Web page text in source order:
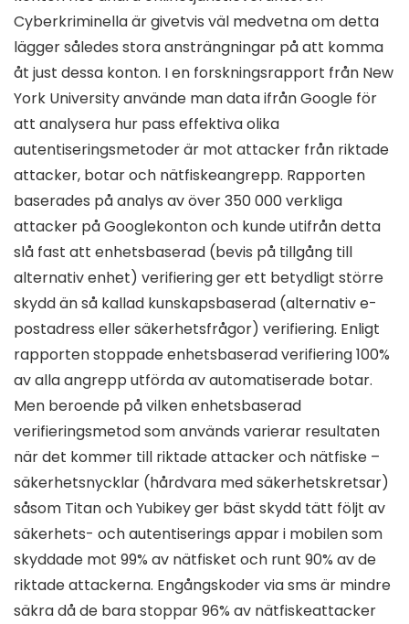
Cyberkriminella är givetvis väl medvetna om detta
lägger således stora ansträngningar på att komma
åt just dessa konton. I en forskningsrapport från New
York University använde man data ifrån Google för
att analysera hur pass effektiva olika
autentiseringsmetoder är mot attacker från riktade
attacker, botar och nätfiskeangrepp. Rapporten
baserades på analys av över 350 000 verkliga
attacker på Googlekonton och kunde utifrån detta
slå fast att enhetsbaserad (bevis på tillgång till
alternativ enhet) verifiering ger ett betydligt större
skydd än så kallad kunskapsbaserad (alternativ e-
postadress eller säkerhetsfrågor) verifiering. Enligt
rapporten stoppade enhetsbaserad verifiering 100%
av alla angrepp utförda av automatiserade botar.
Men beroende på vilken enhetsbaserad
verifieringsmetod som används varierar resultaten
när det kommer till riktade attacker och nätfiske –
säkerhetsnycklar (hårdvara med säkerhetskretsar)
såsom Titan och Yubikey ger bäst skydd tätt följt av
säkerhets- och autentiserings appar i mobilen som
skyddade mot 99% av nätfisket och runt 90% av de
riktade attackerna. Engångskoder via sms är mindre
säkra då de bara stoppar 96% av nätfiskeattacker